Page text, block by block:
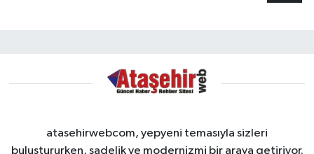
atasehirwebcom, yepyeni temasıyla sizleri
buluştururken, sadelik ve modernizmi bir araya getiriyor.